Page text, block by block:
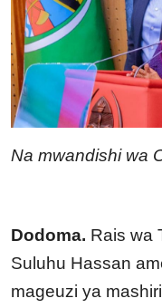
Na mwandishi wa
Dodoma. Rais wa
Suluhu Hassan
mageuzi ya